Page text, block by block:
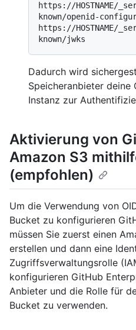
https://HOSTNAME/
known/openid-
https://HOSTNAME/
Dadurch wird
Speicheranbieter deine
Instanz zur
Aktivierung von
Amazon S3
(empfohlen)
Um die Verwendung von
Bucket zu konfigurieren
müssen Sie zuerst einen
erstellen und dann eine
Zugriffsverwaltungsrolle
konfigurieren GitHub
Anbieter und die Rolle für
Bucket zu verwenden.